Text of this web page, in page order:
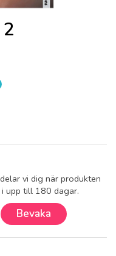
vi dig när produkten
upp till 180 dagar.
Bevaka